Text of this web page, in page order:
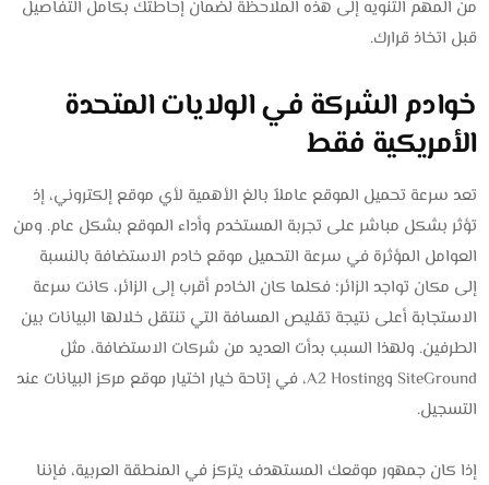
من المهم التنويه إلى هذه الملاحظة لضمان إحاطتك بكامل التفاصيل
قبل اتخاذ قرارك.
خوادم الشركة في الولايات المتحدة
الأمريكية فقط
تعد سرعة تحميل الموقع عاملاً بالغ الأهمية لأي موقع إلكتروني، إذ
تؤثر بشكل مباشر على تجربة المستخدم وأداء الموقع بشكل عام. ومن
العوامل المؤثرة في سرعة التحميل موقع خادم الاستضافة بالنسبة
إلى مكان تواجد الزائر؛ فكلما كان الخادم أقرب إلى الزائر، كانت سرعة
الاستجابة أعلى نتيجة تقليص المسافة التي تنتقل خلالها البيانات بين
الطرفين. ولهذا السبب بدأت العديد من شركات الاستضافة، مثل
SiteGround وA2 Hosting، في إتاحة خيار اختيار موقع مركز البيانات عند
التسجيل.
إذا كان جمهور موقعك المستهدف يتركز في المنطقة العربية، فإننا